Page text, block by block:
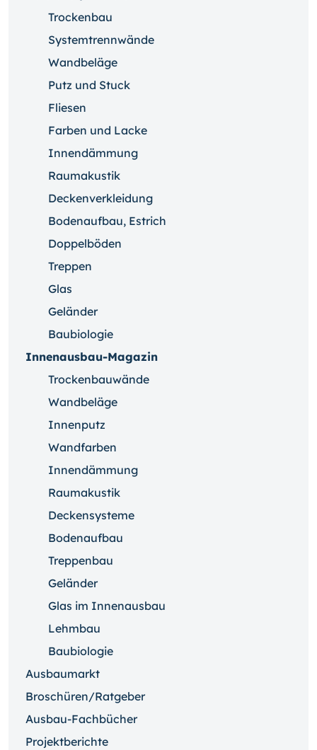
Trockenbau
Systemtrennwände
Wandbeläge
Putz und Stuck
Fliesen
Farben und Lacke
Innendämmung
Raumakustik
Deckenverkleidung
Bodenaufbau, Estrich
Doppelböden
Treppen
Glas
Geländer
Baubiologie
Innenausbau-Magazin
Trockenbauwände
Wandbeläge
Innenputz
Wandfarben
Innendämmung
Raumakustik
Deckensysteme
Bodenaufbau
Treppenbau
Geländer
Glas im Innenausbau
Lehmbau
Baubiologie
Ausbaumarkt
Broschüren/Ratgeber
Ausbau-Fachbücher
Projektberichte